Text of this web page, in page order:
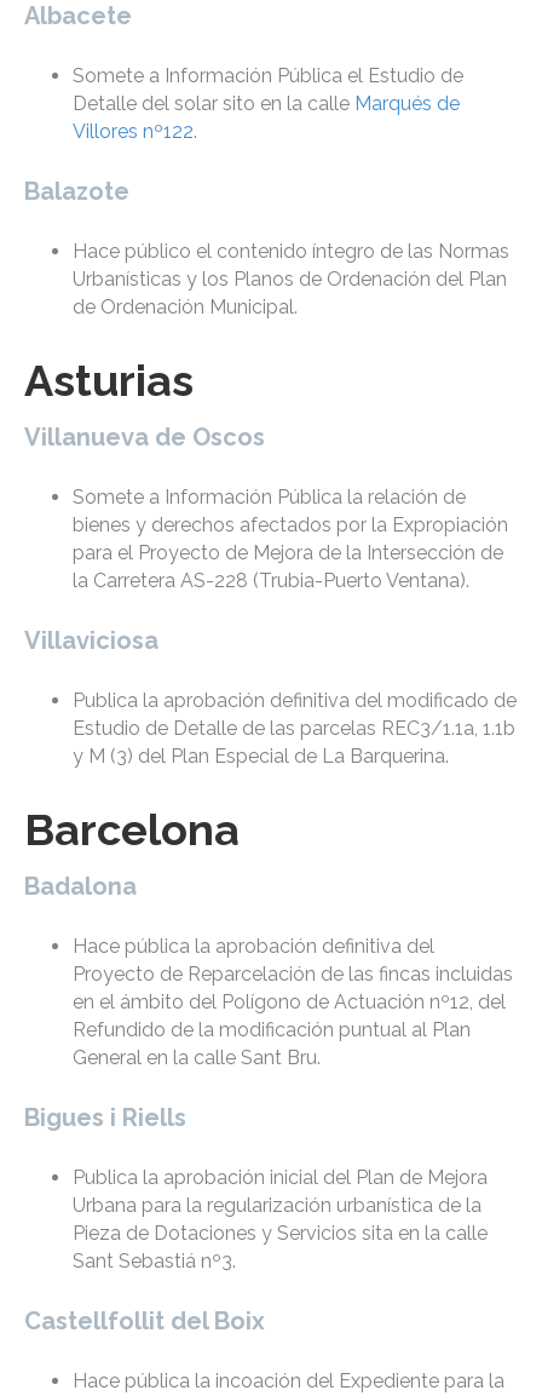
Albacete
Somete a Información Pública el Estudio de
Detalle del solar sito en la calle Marqués de
Villores nº122.
Balazote
Hace público el contenido íntegro de las Normas
Urbanísticas y los Planos de Ordenación del Plan
de Ordenación Municipal.
Asturias
Villanueva de Oscos
Somete a Información Pública la relación de
bienes y derechos afectados por la Expropiación
para el Proyecto de Mejora de la Intersección de
la Carretera AS-228 (Trubia-Puerto Ventana).
Villaviciosa
Publica la aprobación definitiva del modificado de
Estudio de Detalle de las parcelas REC3/1.1a, 1.1b
y M (3) del Plan Especial de La Barquerina.
Barcelona
Badalona
Hace pública la aprobación definitiva del
Proyecto de Reparcelación de las fincas incluidas
en el ámbito del Polígono de Actuación nº12, del
Refundido de la modificación puntual al Plan
General en la calle Sant Bru.
Bigues i Riells
Publica la aprobación inicial del Plan de Mejora
Urbana para la regularización urbanística de la
Pieza de Dotaciones y Servicios sita en la calle
Sant Sebastiá nº3.
Castellfollit del Boix
Hace pública la incoación del Expediente para la